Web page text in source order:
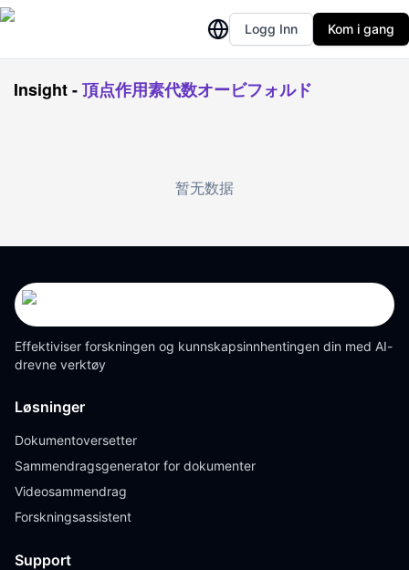
Logg Inn Kom i gang
Insight-頂点作用素代数オービフォルド
暂无数据
Effektiviser forskningen og kunnskapsinnhentingen din med AI-
drevne verktøy
Løsninger
Dokumentoversetter
Sammendragsgenerator for dokumenter
Videosammendrag
Forskningsassistent
Support